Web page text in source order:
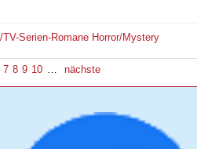
TV-Serien-Romane Horror/Mystery
7 8 9 10 nächste